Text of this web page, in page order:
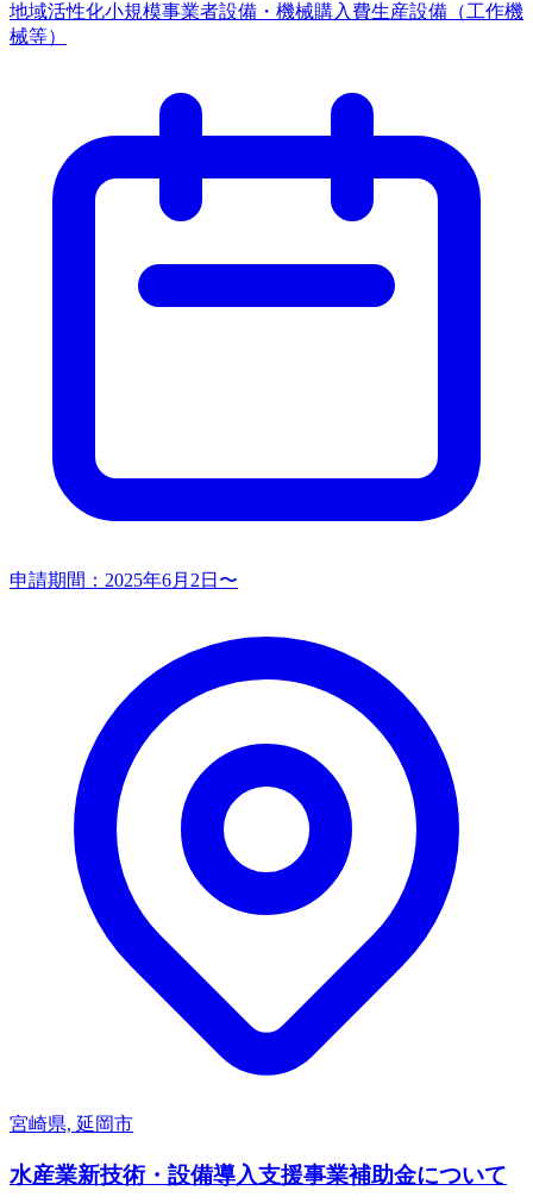
地域活性化小規模事業者設備・機械購入費生産設備（工作機
械等）
申請期間： 2025年6月2日〜
宮崎県, 延岡市
水産業新技術・設備導入支援事業補助金について